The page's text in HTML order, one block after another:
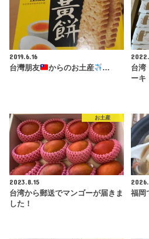
2019.6.16
台灣朋友
からのお土産 …
台湾
ーキ
お土産
2023.8.15
台湾から郵送でマンゴーが届きま
した！
福岡